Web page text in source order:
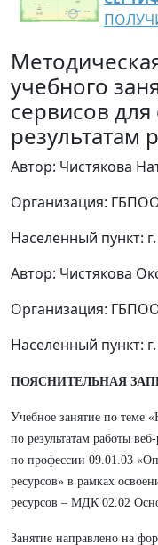
учебного
сервисов для
результатам
Автор: Чистякова
Организация:
Населенный пункт:
Автор: Чистякова
Организация:
Населенный пункт:
ПОЯСНИТЕЛЬНАЯ
Учебное занятие по теме
по результатам работы
по профессии 09.01.03
ресурсов» в рамках
ресурсов – МДК 02.02
Занятие направлено на